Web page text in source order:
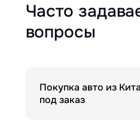
Часто
вопросы
Покупка авто из
под заказ